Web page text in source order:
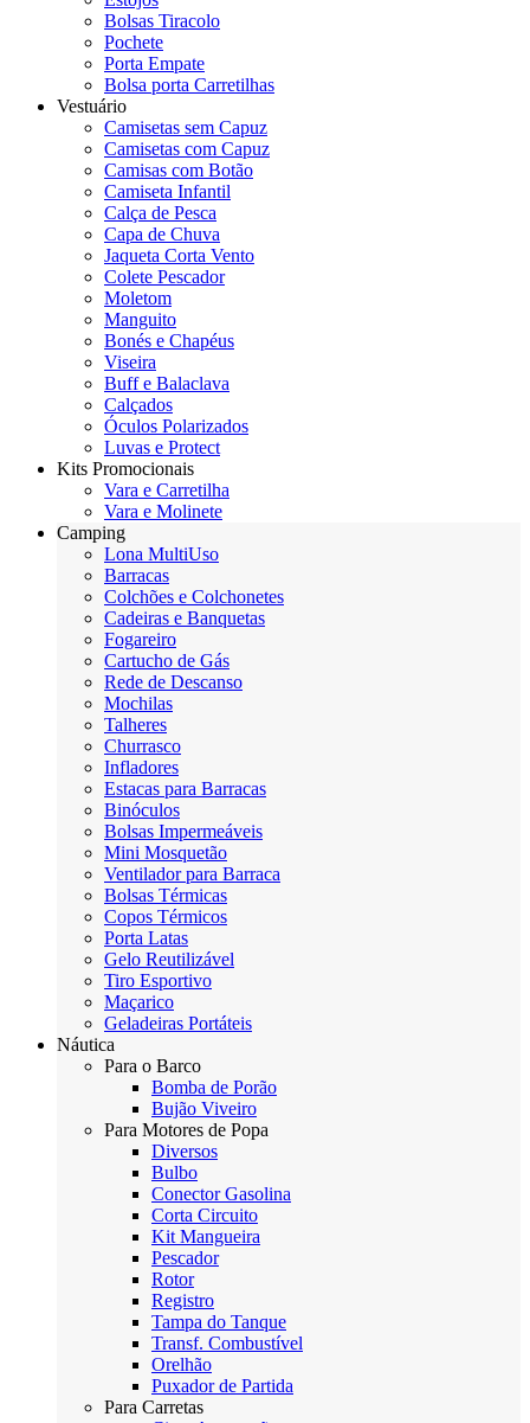
Bolsas Tiracolo
Pochete
Porta Empate
Bolsa porta Carretilhas
Vestuário
Camisetas sem Capuz
Camisetas com Capuz
Camisas com Botão
Camiseta Infantil
Calça de Pesca
Capa de Chuva
Jaqueta Corta Vento
Colete Pescador
Moletom
Manguito
Bonés e Chapéus
Viseira
Buff e Balaclava
Calçados
Óculos Polarizados
Luvas e Protect
Kits Promocionais
Vara e Carretilha
Vara e Molinete
Camping
Lona MultiUso
Barracas
Colchões e Colchonetes
Cadeiras e Banquetas
Fogareiro
Cartucho de Gás
Rede de Descanso
Mochilas
Talheres
Churrasco
Infladores
Estacas para Barracas
Binóculos
Bolsas Impermeáveis
Mini Mosquetão
Ventilador para Barraca
Bolsas Térmicas
Copos Térmicos
Porta Latas
Gelo Reutilizável
Tiro Esportivo
Maçarico
Geladeiras Portáteis
Náutica
Para o Barco
Bomba de Porão
Bujão Viveiro
Para Motores de Popa
Diversos
Bulbo
Conector Gasolina
Corta Circuito
Kit Mangueira
Pescador
Rotor
Registro
Tampa do Tanque
Transf. Combustível
Orelhão
Puxador de Partida
Para Carretas